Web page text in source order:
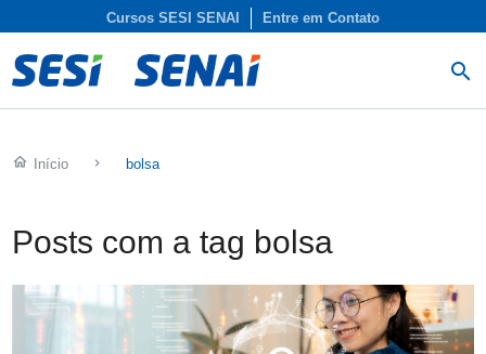
Cursos SESI SENAI Entre em Contato
search
home Início keyboard_arrow_right bolsa
Posts com a tag bolsa